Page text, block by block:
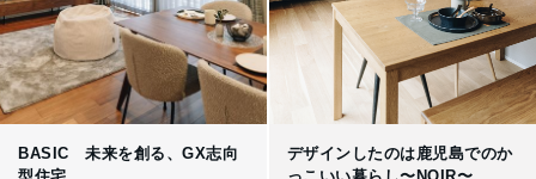
BASIC 未来を創る、GX志向
デザインしたのは鹿児島でのか